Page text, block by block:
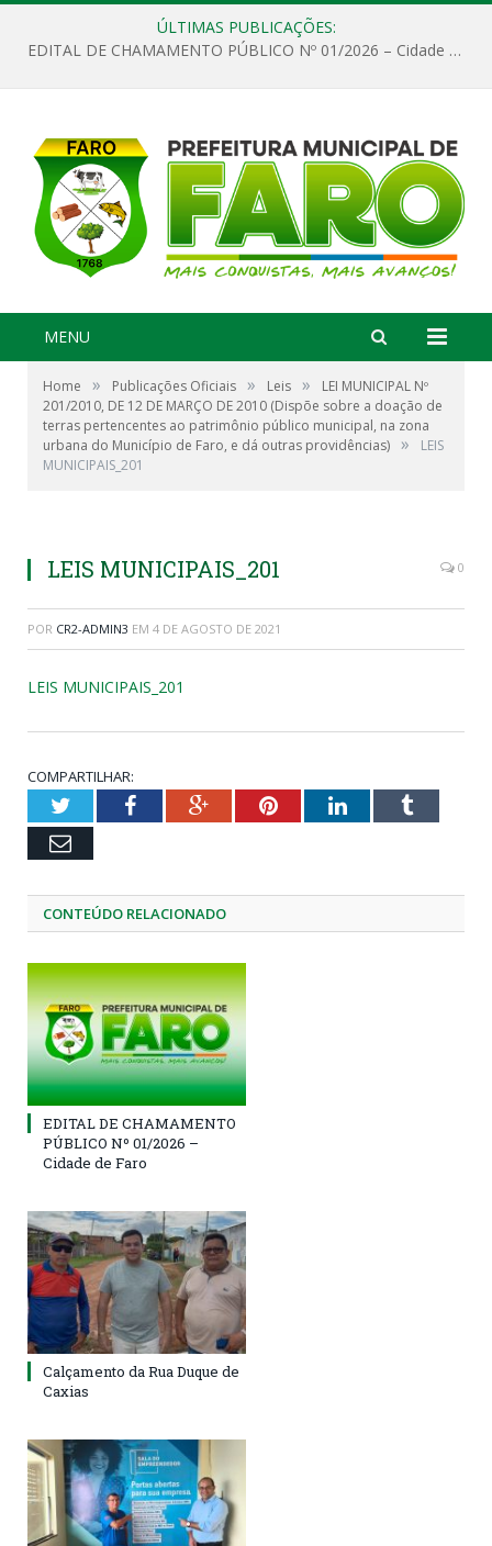
ÚLTIMAS PUBLICAÇÕES:
EDITAL DE CHAMAMENTO PÚBLICO Nº 01/2026 – Cidade de Faro
MENU
Home » Publicações Oficiais » Leis »
LEI MUNICIPAL Nº
201/2010, DE 12 DE MARÇO DE 2010 (Dispõe sobre a doação de
terras pertencentes ao patrimônio público municipal, na zona
urbana do Município de Faro, e dá outras providências) »
LEIS
MUNICIPAIS_201
LEIS MUNICIPAIS_201 0
POR CR2-ADMIN3 EM 4 DE AGOSTO DE 2021
LEIS MUNICIPAIS_201
COMPARTILHAR:
TwitterFacebookGoogle+PinterestLinkedInTumblr
Email
CONTEÚDO RELACIONADO
EDITAL DE CHAMAMENTO
PÚBLICO Nº 01/2026 –
Cidade de Faro
Calçamento da Rua Duque de
Caxias